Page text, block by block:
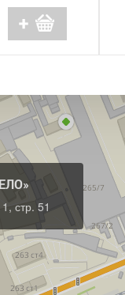
стр. 51